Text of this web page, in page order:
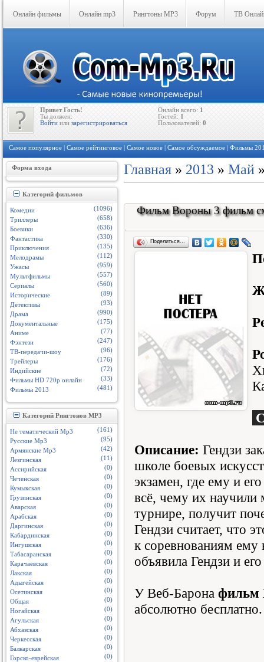
Онлайн фильмы Онлайн mp3 Рингтоны MP3 Форум ТВ
Привет Гость!
Ты должен:
Войти или зарегистрироваться
Онлайн всего: 1
Гостей: 1
Пользователей: 0
Самое популярное Самое рейтинговое Самое новое Самое обсуждаемое | Фильмы
Форма входа
Категорий фильмов
Комедии
(1096)
Триллеры
(658)
Боевики
(636)
Фантастика
(330)
Приключения
(135)
Мелодрамы
(112)
Ужасы
(959)
Мультфильмы
(557)
Сериалы
(560)
Исторические
(89)
Детективы
(93)
Драма
(990)
Документальные
(175)
Аниме
(77)
Фэнтези
(247)
ТВ-передачи-шоу
(96)
Трейлеры
(176)
Индийские
(72)
Фильмы HD 720p онлайн
(33)
Фильмы 2013
(481)
Категорий Рингтонов MP3
Не тематический Mp3
(161)
Русские Mp3
(95)
Армянские Mp3
(42)
Лезгинская
(11)
Ассирийская
(0)
Чеченская
(0)
Кумыкская
(0)
Грузинская
(0)
Аварская
(0)
Арабская
(0)
Даргинская
(0)
Кабардинская
(0)
Ингушская
(0)
Табасаранская
(0)
Карачаевская
(0)
Лакская
(0)
Адыгейская
(0)
Осетинская
(0)
Общая
(0)
Ногайская
(0)
Агульская
(0)
Абхазская
(0)
Черкесская
(0)
Балкарская
(0)
Горско-еврейская
(0)
Главная » 2013 » Май
Фильм Вороны 3 фильм
Поделиться…
Описание: Гендзи
школе боевых
экзамен, где ему и
всё, чему их научили
турнире, получит
Гендзи считает, что
к соревнованиям ему
объявила Гендзи и
У Веб-Барона фильм
абсолютно бесплатно.